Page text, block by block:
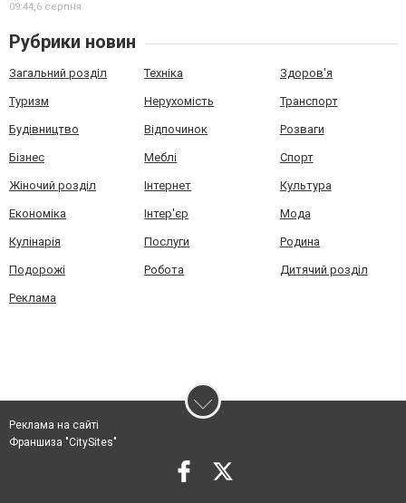
09:44,6 серпня
Рубрики новин
Загальний розділ Техніка Здоров'я
Туризм Нерухомість Транспорт
Будівництво Відпочинок Розваги
Бізнес Меблі Спорт
Жіночий розділ Інтернет Культура
Економіка Інтер'єр Мода
Кулінарія Послуги Родина
Подорожі Робота Дитячий розділ
Реклама
Реклама на сайті
Франшиза "CitySites"